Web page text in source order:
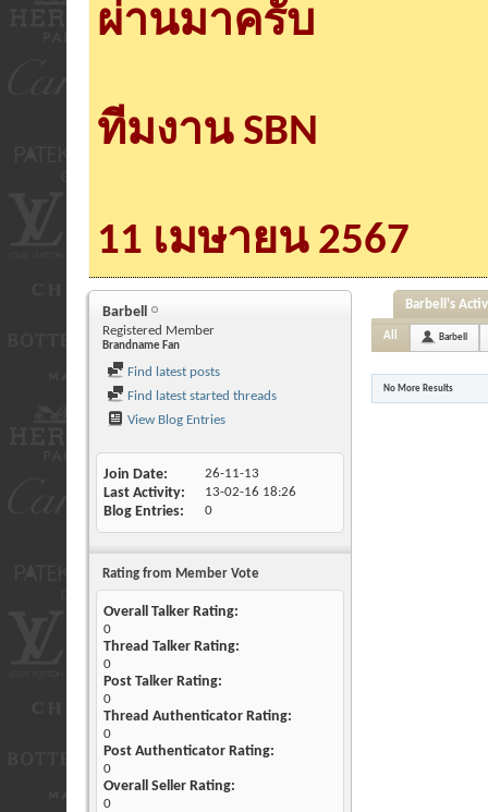
ผ่านมาครับ
ทีมงาน SBN
11 เมษายน 2567
Barbell
Registered Member
Brandname Fan
Find latest posts
Find latest started threads
View Blog Entries
Join Date 26-11-13
Last Activity 13-02-16 18:26
Blog Entries 0
Rating from Member Vote
Overall Talker Rating:
0
Thread Talker Rating:
0
Post Talker Rating:
0
Thread Authenticator Rating:
0
Post Authenticator Rating:
0
Overall Seller Rating:
0
Barbell's
All Barbell
No More Results